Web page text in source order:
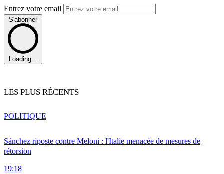
Entrez votre email
S'abonner
Loading...
LES PLUS RÉCENTS
Sánchez riposte contre Meloni : l'Italie menacée de mesures de
rétorsion
19:18
POLITIQUE